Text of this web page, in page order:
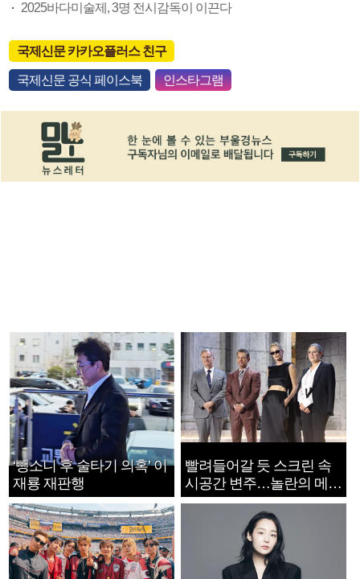
2025바다미술제, 3명 전시감독이 이끈다
국제신문 카카오플러스 친구
국제신문 공식 페이스북 인스타그램
‘뺑소니 후 술타기 의혹’ 이
재룡 재판행
빨려들어갈 듯 스크린 속
시공간 변주…놀란의 메시
지는 ‘전쟁 속죄’